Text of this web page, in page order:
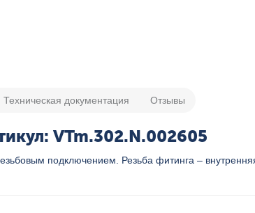
Техническая документация Отзывы
VTm.302.N.002605
подключением. Резьба фитинга –